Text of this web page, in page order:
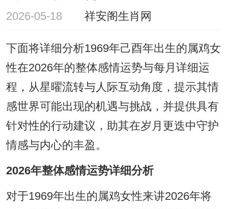
2026-05-18 祥安阁生肖网
下面将详细分析1969年己酉年出生的属鸡女
性在2026年的整体感情运势与每月详细运
程，从星曜流转与人际互动角度，提示其情
感世界可能出现的机遇与挑战，并提供具有
针对性的行动建议，助其在岁月更迭中守护
情感与内心的丰盈。
2026年整体感情运势详细分析
对于1969年出生的属鸡女性来讲2026年将